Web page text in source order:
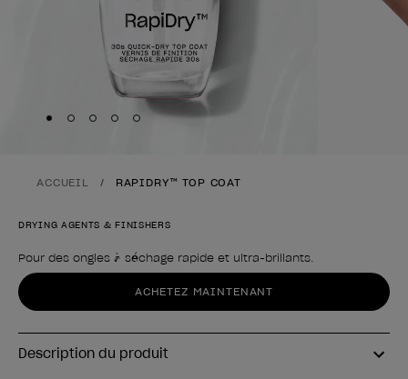
Skip to slide
Skip to slide
Skip to slide
Skip to slide
Skip to slide
ACCUEIL RAPIDRY™ TOP COAT
DRYING AGENTS & FINISHERS
Pour des ongles à séchage rapide et ultra-brillants.
Forme du produit
ACHETEZ MAINTENANT
Description du produit